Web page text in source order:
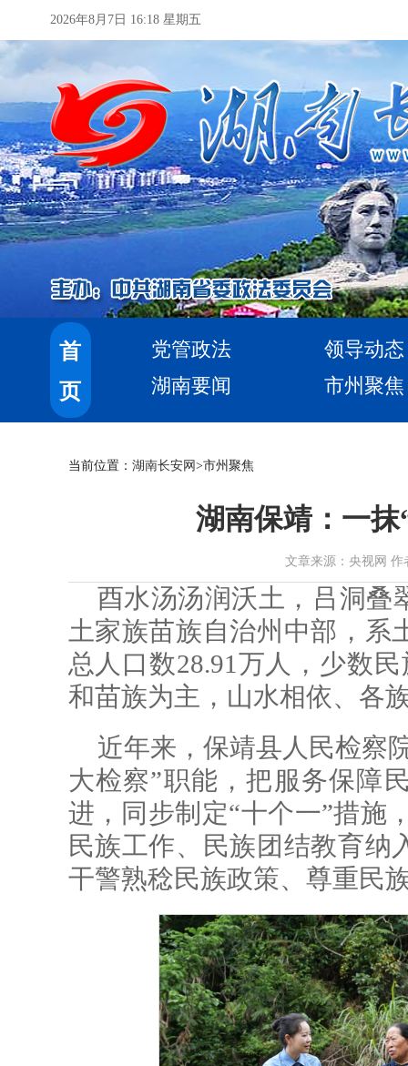
2026年8月7日 16:18 星期五
首
页
党管政法
领导动态
湖南要闻
市州聚焦
当前位置： 湖南长安网 >市州聚焦
湖南保靖：一
文章来源：央视网 作
酉水汤汤润沃土，吕洞叠
土家族苗族自治州中部，系
总人口数28.91万人，少数
和苗族为主，山水相依、各
近年来，保靖县人民检察
大检察”职能，把服务保障
进，同步制定“十个一”措施
民族工作、民族团结教育纳
干警熟稔民族政策、尊重民